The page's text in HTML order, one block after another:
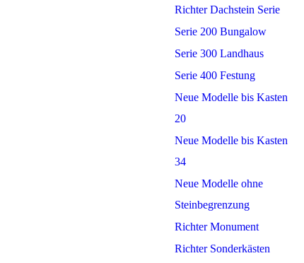
Richter Dachstein Serie
Serie 200 Bungalow
Serie 300 Landhaus
Serie 400 Festung
Neue Modelle bis Kasten
20
Neue Modelle bis Kasten
34
Neue Modelle ohne
Steinbegrenzung
Richter Monument
Richter Sonderkästen